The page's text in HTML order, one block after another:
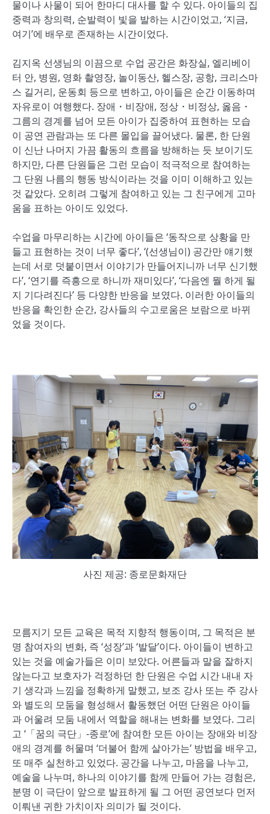
물이나 사물이 되어 한마디 대사를 할 수 있다. 아이들의 집
중력과 창의력, 순발력이 빛을 발하는 시간이었고, ‘지금,
여기’에 배우로 존재하는 시간이었다.
김지옥 선생님의 이끔으로 수업 공간은 화장실, 엘리베이
터 안, 병원, 영화 촬영장, 놀이동산, 헬스장, 공항, 크리스마
스 길거리, 운동회 등으로 변하고, 아이들은 순간 이동하며
자유로이 여행했다. 장애・비장애, 정상・비정상, 옳음・
그름의 경계를 넘어 모든 아이가 집중하여 표현하는 모습
이 공연 관람과는 또 다른 몰입을 끌어냈다. 물론, 한 단원
이 신난 나머지 가끔 활동의 흐름을 방해하는 듯 보이기도
하지만, 다른 단원들은 그런 모습이 적극적으로 참여하는
그 단원 나름의 행동 방식이라는 것을 이미 이해하고 있는
것 같았다. 오히려 그렇게 참여하고 있는 그 친구에게 고마
움을 표하는 아이도 있었다.
수업을 마무리하는 시간에 아이들은 ‘동작으로 상황을 만
들고 표현하는 것이 너무 좋다’, ‘(선생님이) 공간만 얘기했
는데 서로 덧붙이면서 이야기가 만들어지니까 너무 신기했
다’, ‘연기를 즉흥으로 하니까 재미있다’, ‘다음엔 뭘 하게 될
지 기다려진다’ 등 다양한 반응을 보였다. 이러한 아이들의
반응을 확인한 순간, 강사들의 수고로움은 보람으로 바뀌
었을 것이다.
사진 제공: 종로문화재단
모름지기 모든 교육은 목적 지향적 행동이며, 그 목적은 분
명 참여자의 변화, 즉 ‘성장’과 ‘발달’이다. 아이들이 변하고
있는 것을 예술가들은 이미 보았다. 어른들과 말을 잘하지
않는다고 보호자가 걱정하던 한 단원은 수업 시간 내내 자
기 생각과 느낌을 정확하게 말했고, 보조 강사 또는 주 강사
와 별도의 모둠을 형성해서 활동했던 어떤 단원은 아이들
과 어울려 모둠 내에서 역할을 해내는 변화를 보였다. 그리
고 ‘「꿈의 극단」-종로’에 참여한 모든 아이는 장애와 비장
애의 경계를 허물며 ‘더불어 함께 살아가는’ 방법을 배우고,
또 매주 실천하고 있었다. 공간을 나누고, 마음을 나누고,
예술을 나누며, 하나의 이야기를 함께 만들어 가는 경험은,
분명 이 극단이 앞으로 발표하게 될 그 어떤 공연보다 먼저
이뤄낸 귀한 가치이자 의미가 될 것이다.